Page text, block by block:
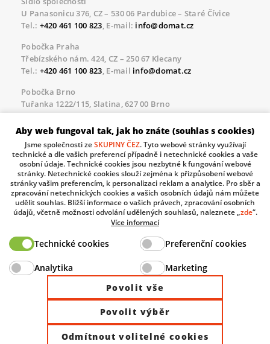
U Panasonicu 376, CZ – 530 06 Pardubice – Staré Čívice
Tel.: +420 461 100 823, E-mail: info@domat.cz
Pobočka Praha
Třebízského nám. 424, CZ – 250 67 Klecany
Tel.: +420 461 100 823, E-mail info@domat.cz
Pobočka Brno
Tuřanka 1222/115, Slatina, 627 00 Brno
Tel.:+420 461 100 823, E-mailinfo@domat.cz
Servisní linka pro námi realizované akce
Po – Pá 8.30 – 17.00
tel:+420 733 421 878, E-mailservis@domat.cz
Technická podpora:
Tel.:+420 461 100 666 , WhatsApp:+420 603 735 402
Informace o zpracovávaných osobních údajích.
Ministry of Industry and Trade of the Czech Republic
support investment in your future.
© 2026 Domat Control System s.r.o. |
All rights reserved |
Aby web fungoval tak, jak ho znáte (souhlas s cookies)
Jsme společnosti zeSKUPINY ČEZ. Tyto webové stránky využívají
technické a dle vašich preferencí případně i netechnické cookies a vaše
osobní údaje. Technické cookies jsou nezbytné k fungování webové
stránky. Netechnické cookies slouží zejména k přizpůsobení webové
stránky vašim preferencím, k personalizaci reklam a analytice. Pro sběr a
zpracování netechnických cookies a vašich osobních údajů nám můžete
udělit souhlas. Bližší informace o vašich právech, zpracování osobních
údajů, včetně možnosti odvolání udělených souhlasů, naleznete „zde“.
Více informací
Technické cookies Preferenční cookies
Analytika
Marketing
Povolit vše
Povolit výběr
Odmítnout volitelné cookies